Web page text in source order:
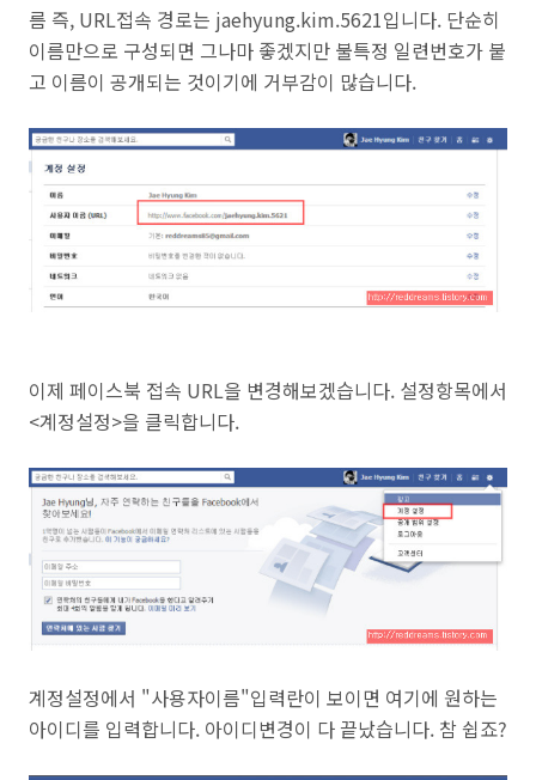
름 즉, URL접속 경로는 jaehyung.kim.5621입니다. 단순히
이름만으로 구성되면 그나마 좋겠지만 불특정 일련번호가 붙
고 이름이 공개되는 것이기에 거부감이 많습니다.
이제 페이스북 접속 URL을 변경해보겠습니다. 설정항목에서
<계정설정>을 클릭합니다.
계정설정에서 "사용자이름"입력란이 보이면 여기에 원하는
아이디를 입력합니다. 아이디변경이 다 끝났습니다. 참 쉽죠?